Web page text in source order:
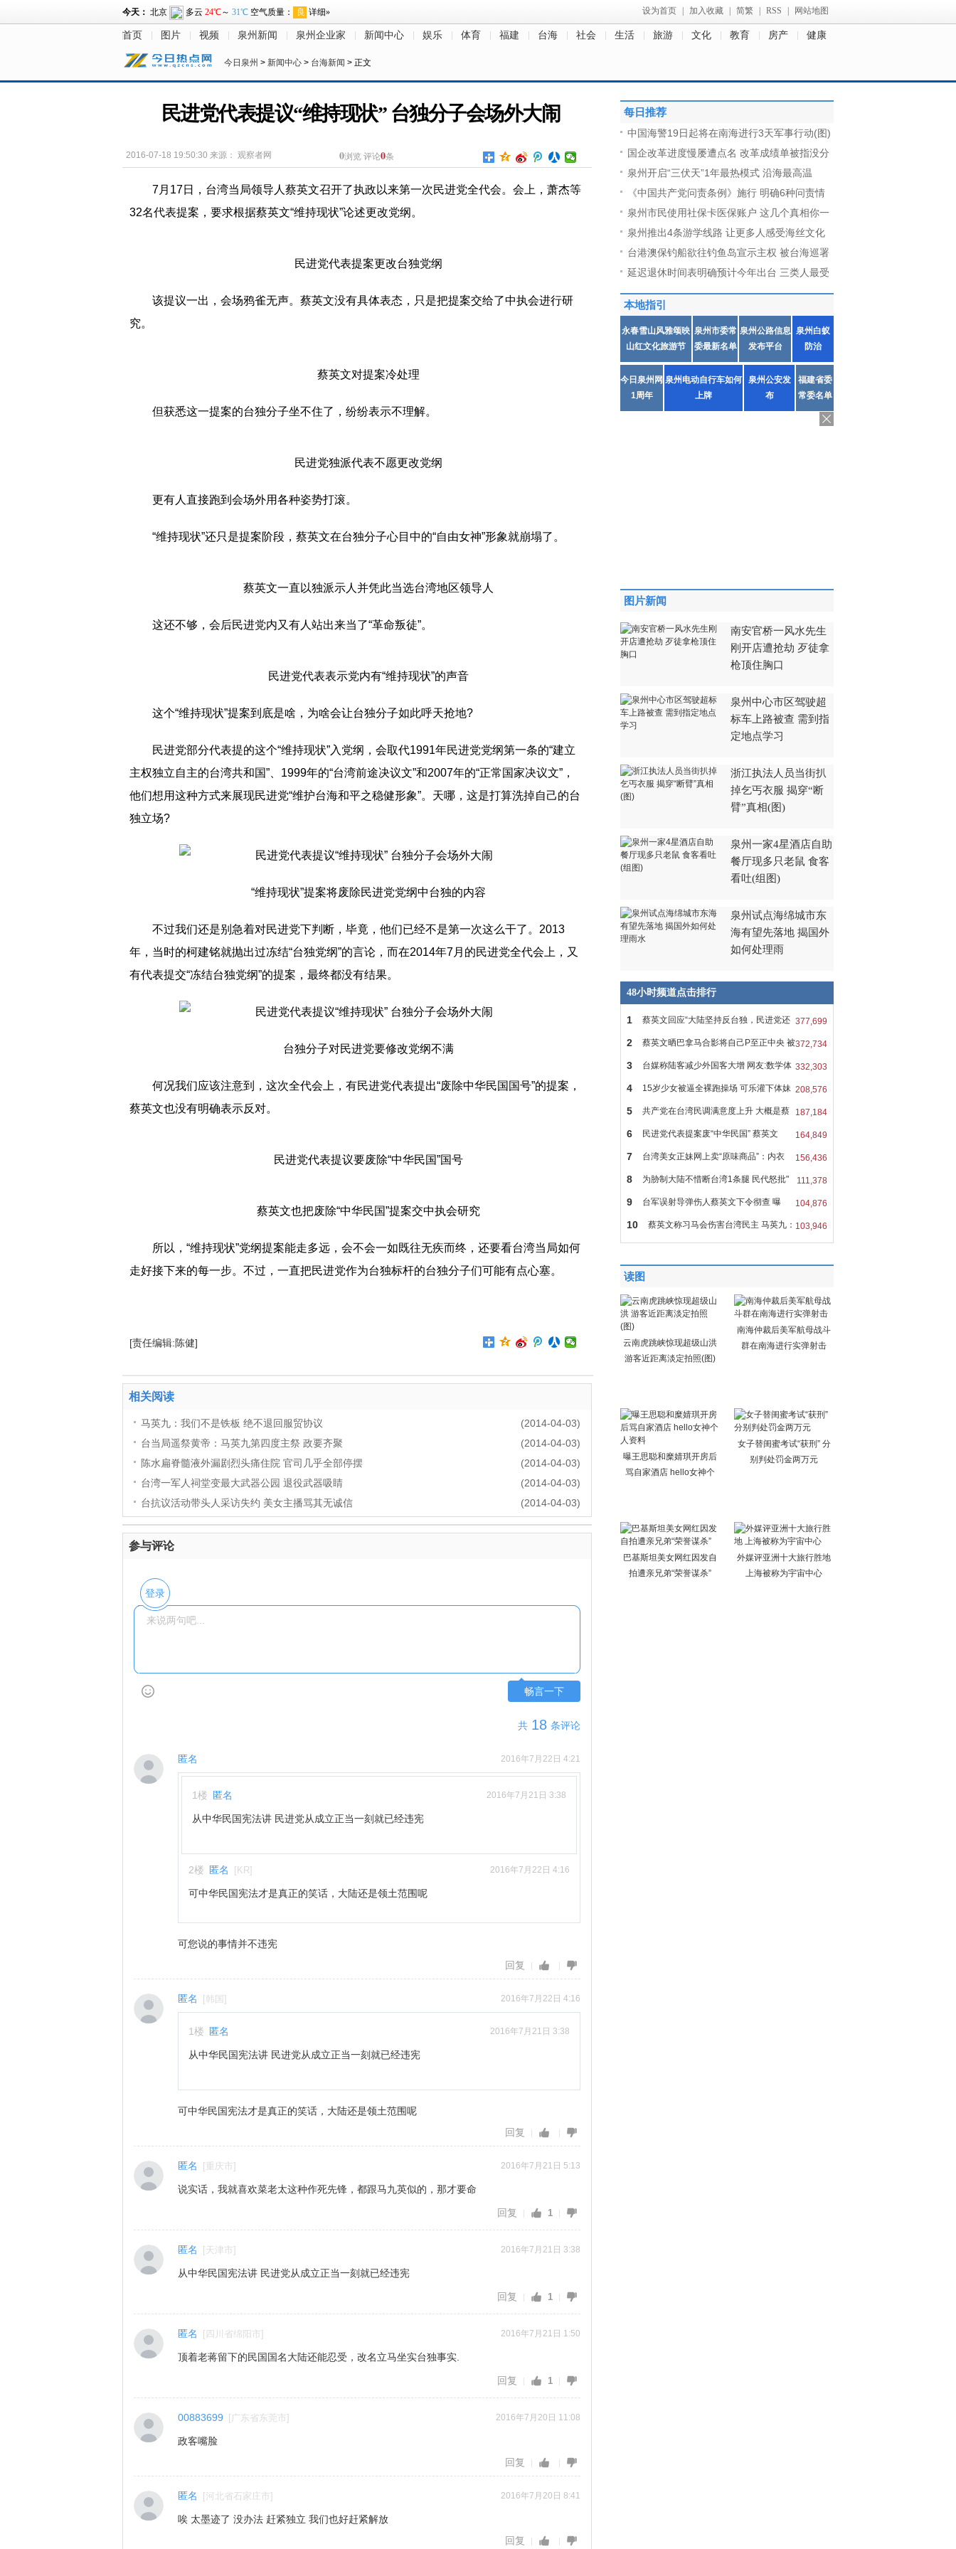
设为首页 加入收藏 简繁 RSS 网站地图
首页 图片 视频 泉州新闻 泉州企业家 新闻中心 娱乐 体育 福建 台海 社会 生活 旅游 文化 教育 房产 健康
今日泉州 > 新闻中心 > 台海新闻 > 正文
民进党代表提议“维持现状” 台独分子会场外大闹
2016-07-18 19:50:30 来源： 观察者网 0浏览 评论0条
7月17日，台湾当局领导人蔡英文召开了执政以来第一次民进党全代会。会上，萧杰等
32名代表提案，要求根据蔡英文“维持现状”论述更改党纲。
民进党代表提案更改台独党纲
该提议一出，会场鸦雀无声。蔡英文没有具体表态，只是把提案交给了中执会进行研
究。
蔡英文对提案冷处理
但获悉这一提案的台独分子坐不住了，纷纷表示不理解。
民进党独派代表不愿更改党纲
更有人直接跑到会场外用各种姿势打滚。
“维持现状”还只是提案阶段，蔡英文在台独分子心目中的“自由女神”形象就崩塌了。
蔡英文一直以独派示人并凭此当选台湾地区领导人
这还不够，会后民进党内又有人站出来当了“革命叛徒”。
民进党代表表示党内有“维持现状”的声音
这个“维持现状”提案到底是啥，为啥会让台独分子如此呼天抢地?
民进党部分代表提的这个“维持现状”入党纲，会取代1991年民进党党纲第一条的“建立
主权独立自主的台湾共和国”、1999年的“台湾前途决议文”和2007年的“正常国家决议文”，
他们想用这种方式来展现民进党“维护台海和平之稳健形象”。天哪，这是打算洗掉自己的台
独立场?
“维持现状”提案将废除民进党党纲中台独的内容
不过我们还是别急着对民进党下判断，毕竟，他们已经不是第一次这么干了。2013
年，当时的柯建铭就抛出过冻结“台独党纲”的言论，而在2014年7月的民进党全代会上，又
有代表提交“冻结台独党纲”的提案，最终都没有结果。
台独分子对民进党要修改党纲不满
何况我们应该注意到，这次全代会上，有民进党代表提出“废除中华民国国号”的提案，
蔡英文也没有明确表示反对。
民进党代表提议要废除“中华民国”国号
蔡英文也把废除“中华民国”提案交中执会研究
所以，“维持现状”党纲提案能走多远，会不会一如既往无疾而终，还要看台湾当局如何
走好接下来的每一步。不过，一直把民进党作为台独标杆的台独分子们可能有点心塞。
[责任编辑:陈健]
相关阅读
(2014-04-03)
马英九：我们不是铁板 绝不退回服贸协议
(2014-04-03)
台当局遥祭黄帝：马英九第四度主祭 政要齐聚
(2014-04-03)
陈水扁脊髓液外漏剧烈头痛住院 官司几乎全部停摆
(2014-04-03)
台湾一军人祠堂变最大武器公园 退役武器吸睛
(2014-04-03)
台抗议活动带头人采访失约 美女主播骂其无诚信
参与评论
登录
畅言一下
共 18 条评论
2016年7月22日 4:21
匿名
2016年7月21日 3:38
1楼 匿名
从中华民国宪法讲 民进党从成立正当一刻就已经违宪
2016年7月22日 4:16
2楼 匿名 [ KR]
可中华民国宪法才是真正的笑话，大陆还是领土范围呢
可您说的事情并不违宪
回复
2016年7月22日 4:16
匿名 [韩国 ]
2016年7月21日 3:38
1楼 匿名
从中华民国宪法讲 民进党从成立正当一刻就已经违宪
可中华民国宪法才是真正的笑话，大陆还是领土范围呢
回复
2016年7月21日 5:13
匿名 [ 重庆市]
说实话，我就喜欢菜老太这种作死先锋，都跟马九英似的，那才要命
回复 1
2016年7月21日 3:38
匿名 [天津市]
从中华民国宪法讲 民进党从成立正当一刻就已经违宪
回复 1
2016年7月21日 1:50
匿名 [ 四川省绵阳市]
顶着老蒋留下的民国国名大陆还能忍受，改名立马坐实台独事实.
回复 1
2016年7月20日 11:08
00883699 [ 广东省东莞市]
政客嘴脸
回复
2016年7月20日 8:41
匿名 [河北省石家庄市]
唉 太墨迹了 没办法 赶紧独立 我们也好赶紧解放
回复
每日推荐
中国海警19日起将在南海进行3天军事行动(图)
国企改革进度慢屡遭点名 改革成绩单被指没分
泉州开启“三伏天”1年最热模式 沿海最高温
《中国共产党问责条例》施行 明确6种问责情
泉州市民使用社保卡医保账户 这几个真相你一
泉州推出4条游学线路 让更多人感受海丝文化
台港澳保钓船欲往钓鱼岛宣示主权 被台海巡署
延迟退休时间表明确预计今年出台 三类人最受
本地指引
永春雪山风雅颂映
山红文化旅游节
泉州市委常
委最新名单
泉州公路信息
发布平台
泉州白蚁
防治
今日泉州网
1周年
泉州电动自行车如何
上牌
泉州公安发
布
福建省委
常委名单
图片新闻
南安官桥一风水先生
刚开店遭抢劫 歹徒拿
枪顶住胸口
泉州中心市区驾驶超
标车上路被查 需到指
定地点学习
浙江执法人员当街扒
掉乞丐衣服 揭穿“断
臂”真相(图)
泉州一家4星酒店自助
餐厅现多只老鼠 食客
看吐(组图)
泉州试点海绵城市东
海有望先落地 揭国外
如何处理雨
48小时频道点击排行
377,699
1 蔡英文回应“大陆坚持反台独，民进党还
372,734
2 蔡英文晒巴拿马合影将自己P至正中央 被
332,303
3 台媒称陆客减少外国客大增 网友:数学体
208,576
4 15岁少女被逼全裸跑操场 可乐灌下体妹
187,184
5 共产党在台湾民调满意度上升 大概是蔡
164,849
6 民进党代表提案废“中华民国” 蔡英文
156,436
7 台湾美女正妹网上卖“原味商品”：内衣
111,378
8 为胁制大陆不惜断台湾1条腿 民代怒批"
104,876
9 台军误射导弹伤人蔡英文下令彻查 曝
103,946
10 蔡英文称习马会伤害台湾民主 马英九：
读图
云南虎跳峡惊现超级山洪
游客近距离淡定拍照(图)
南海仲裁后美军航母战斗
群在南海进行实弹射击
曝王思聪和糜婧琪开房后
骂自家酒店 hello女神个
女子替闺蜜考试“获刑” 分
别判处罚金两万元
巴基斯坦美女网红因发自
拍遭亲兄弟“荣誉谋杀”
外媒评亚洲十大旅行胜地
上海被称为宇宙中心